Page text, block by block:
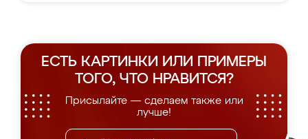
ЕСТЬ КАРТИНКИ ИЛИ ПРИМЕРЫ
ТОГО, ЧТО НРАВИТСЯ?
Присылайте — сделаем также или
лучше!